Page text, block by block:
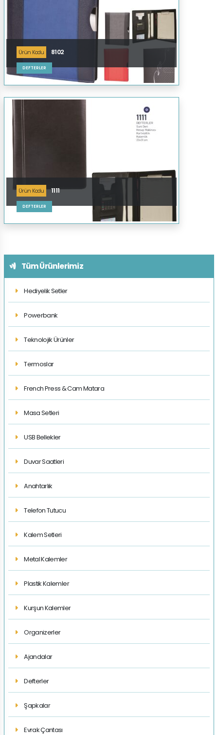
Ürün Kodu 8102
DEFTERLER
Ürün Kodu 1111
DEFTERLER
Tüm Ürünlerimiz
Hediyelik Setler
Powerbank
Teknolojik Ürünler
Termoslar
French Press & Cam Matara
Masa Setleri
USB Bellekler
Duvar Saatleri
Anahtarlık
Telefon Tutucu
Kalem Setleri
Metal Kalemler
Plastik Kalemler
Kurşun Kalemler
Organizerler
Ajandalar
Defterler
Şapkalar
Evrak Çantası